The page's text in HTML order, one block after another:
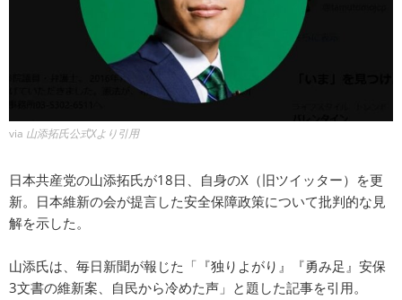
via 山添拓氏公式Xより引用
日本共産党の山添拓氏が18日、自身のX（旧ツイッター）を更
新。日本維新の会が提言した安全保障政策について批判的な見
解を示した。
山添氏は、毎日新聞が報じた「『独りよがり』『勇み足』安保
3文書の維新案、自民から冷めた声」と題した記事を引用。